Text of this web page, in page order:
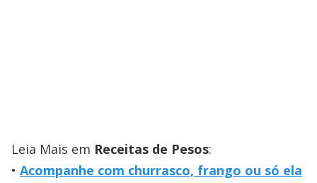
Leia Mais em Receitas de Pesos:
Acompanhe com churrasco, frango ou só ela